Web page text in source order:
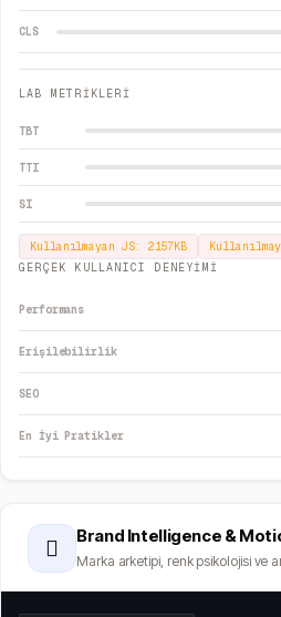
CLS
LAB METRİKLERİ
TBT
TTI
SI
Kullanılmayan JS: 2157KB
GERÇEK KULLANICI DENEYİMİ
Performans
Erişilebilirlik
SEO
En İyi Pratikler
🫆 Brand Intelligence &
Marka arketipi, renk psikolojisi ve